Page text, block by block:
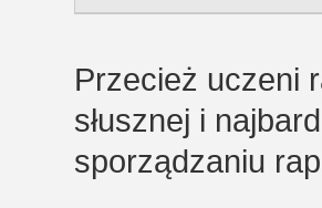
Przecież uczeni
słusznej i
sporządzaniu